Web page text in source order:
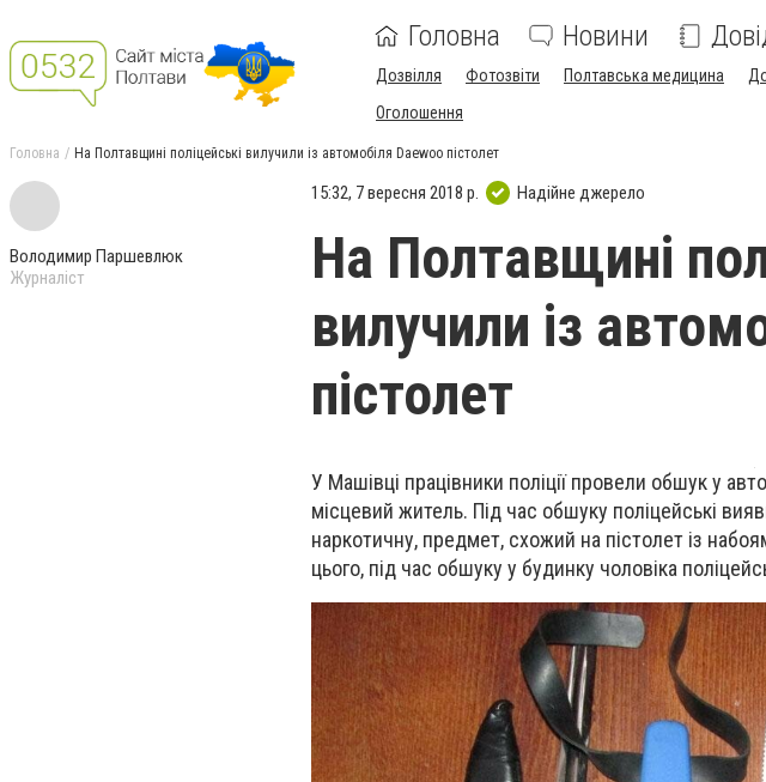
Головна Новини
Дозвілля Фотозвіти Полтавська медицина
Оголошення
Головна На Полтавщині поліцейські вилучили із автомобіля Daewoo пістолет
Володимир Паршевлюк
Журналіст
15:32, 7 вересня 2018 р. Надійне джерело
На Полтавщині
вилучили із
пістолет
У Машівці працівники поліції провели обшук у
місцевий житель. Під час обшуку поліцейські
наркотичну, предмет, схожий на пістолет із
цього, під час обшуку у будинку чоловіка